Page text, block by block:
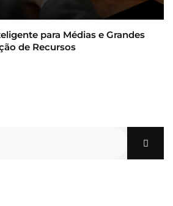
para Médias e Grandes
de Recursos